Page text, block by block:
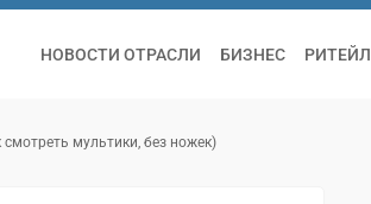
НОВОСТИ ОТРАСЛИ БИЗНЕС РИТЕЙЛ
мультики, без ножек)